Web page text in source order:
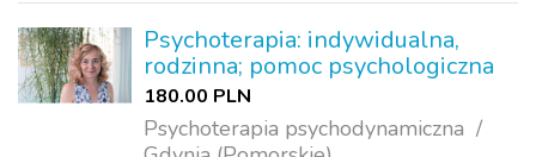
Psychoterapia: indywidualna,
rodzinna; pomoc psychologiczna
180.00 PLN
Psychoterapia psychodynamiczna